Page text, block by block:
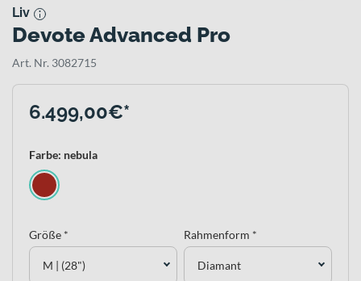
Liv
Devote Advanced Pro
Art. Nr. 3082715
6.499,00€*
Farbe: nebula
Größe *
M | (28")
Rahmenform *
Diamant